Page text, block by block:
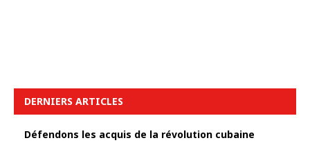
DERNIERS ARTICLES
Défendons les acquis de la révolution cubaine